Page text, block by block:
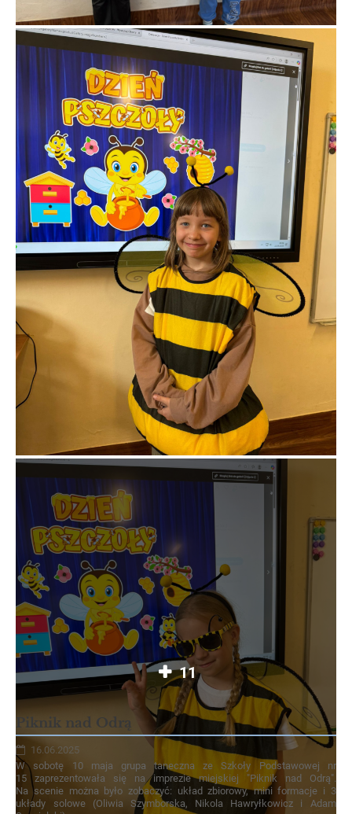
11
Piknik nad Odrą
16.06.2025
W sobotę 10 maja grupa taneczna ze Szkoły Podstawowej nr
15 zaprezentowała się na imprezie miejskiej "Piknik nad Odrą".
Na scenie można było zobaczyć: układ zbiorowy, mini formacje i 3
układy solowe (Oliwia Szymborska, Nikola Hawryłkowicz i Adam